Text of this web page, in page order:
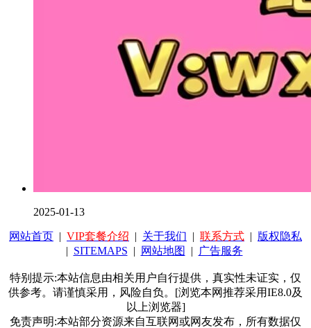
2025-01-13
网站首页 | VIP套餐介绍 | 关于我们 | 联系方式 | 版权隐私
| SITEMAPS | 网站地图 | 广告服务
特别提示:本站信息由相关用户自行提供，真实性未证实，仅
供参考。请谨慎采用，风险自负。[浏览本网推荐采用IE8.0及
以上浏览器]
免责声明:本站部分资源来自互联网或网友发布，所有数据仅